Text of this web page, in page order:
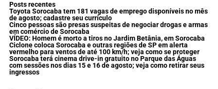
Posts recentes
Toyota Sorocaba tem 181 vagas de emprego disponíveis no mês
de agosto; cadastre seu currículo
Cinco pessoas são presas suspeitas de negociar drogas e armas
em comércio de Sorocaba
VÍDEO: Homem é morto a tiros no Jardim Betânia, em Sorocaba
Ciclone coloca Sorocaba e outras regiões de SP em alerta
vermelho para ventos de até 100 km/h; veja como se proteger
Sorocaba terá cinema drive-in gratuito no Parque das Águas
com sessões nos dias 15 e 16 de agosto; veja como retirar seus
ingressos